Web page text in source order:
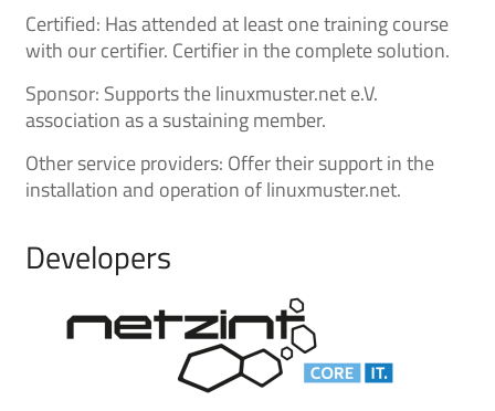
Certified: Has attended at least one training course
with our certifier. Certifier in the complete solution.
Sponsor: Supports the linuxmuster.net e.V.
association as a sustaining member.
Other service providers: Offer their support in the
installation and operation of linuxmuster.net.
Developers